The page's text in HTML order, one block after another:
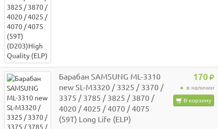
Барабан SAMSUNG ML-3310
new SL-M3320 / 3325 / 3370 /
3375 / 3785 / 3825 / 3870 /
4020 / 4025 / 4070 / 4075
(59T) Long Life (ELP)
170
в наличии
В корзину